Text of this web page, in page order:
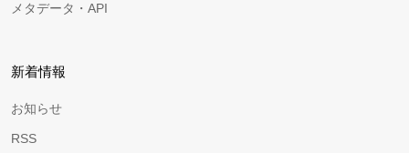
メタデータ・API
新着情報
お知らせ
RSS